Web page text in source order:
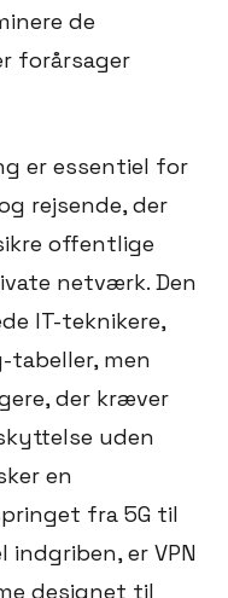
de
forårsager
er essentiel for
rejsende, der
offentlige
netværk. Den
IT-teknikere,
tabeller, men
der kræver
uden
en
fra 5G til
er VPN
designet til